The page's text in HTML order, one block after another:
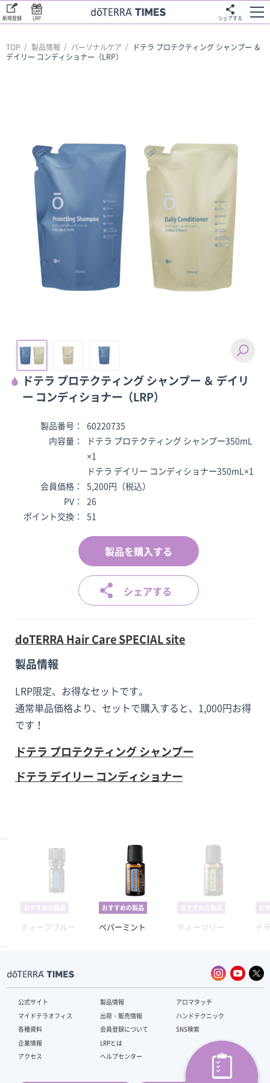
LRP
新規登録 シェアする
TOP 製品情報 パーソナルケア
ドテラ プロテクティング シャンプー ＆
デイリー コンディショナー（LRP）
ドテラ プロテクティング シャンプー ＆ デイリ
ー コンディショナー（LRP）
製品番号：
60220735
内容量：
ドテラ プロテクティング シャンプー350mL
×1
ドテラ デイリー コンディショナー350mL×1
会員価格：
5,200円（税込）
PV：
26
ポイント交換：
51
製品を購入する
シェアする
doTERRA Hair Care SPECIAL site
製品情報
LRP限定、お得なセットです。
通常単品価格より、セットで購入すると、1,000円お得
です！
ドテラ プロテクティング シャンプー
ドテラ デイリー コンディショナー
ディープブルー
おすすめの製品
ペパーミント ティーツリー ド
公式サイト
マイドテラオフィス
各種資料
企業情報
アクセス
製品情報
出荷・販売情報
会員登録について
LRPとは
ヘルプセンター
アロマタッチ
ハンドテクニック
SNS検索